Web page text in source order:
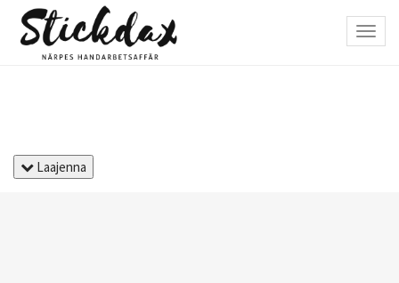
Hyppää
pääsisältöön
Laajenna